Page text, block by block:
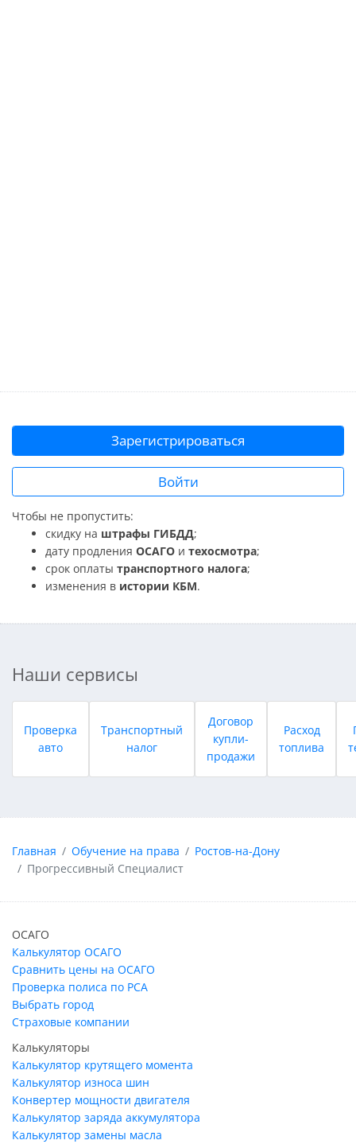
Зарегистрироваться
Войти
Чтобы не пропустить:
скидку на штрафы ГИБДД;
дату продления ОСАГО и техосмотра;
срок оплаты транспортного налога;
изменения в истории КБМ.
Наши сервисы
Проверка
авто
Транспортный
налог
Договор
купли-
продажи
Расход
топлива
Главная Обучение на права
Ростов-на-Дону
Прогрессивный Специалист
ОСАГО
Калькулятор ОСАГО
Сравнить цены на ОСАГО
Проверка полиса по РСА
Выбрать город
Страховые компании
Калькуляторы
Калькулятор крутящего момента
Калькулятор износа шин
Конвертер мощности двигателя
Калькулятор заряда аккумулятора
Калькулятор замены масла